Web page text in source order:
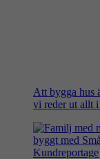
Att bygga hus
vi reder ut allt
Kundreportage